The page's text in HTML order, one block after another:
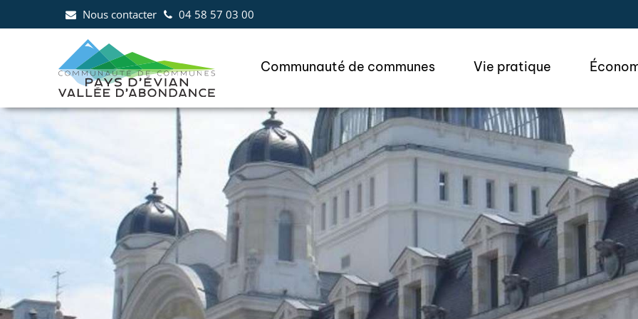
Nous contacter 04 58 57 03 00
Communauté de communes Vie pratique